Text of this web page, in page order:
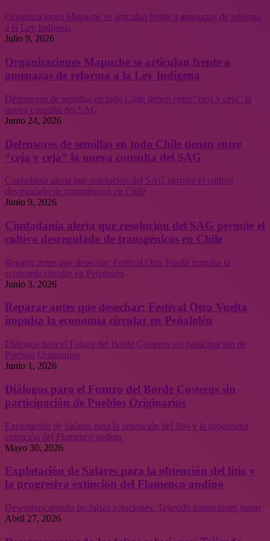
Organizaciones Mapuche se articulan frente a amenazas de reforma
a la Ley Indígena
Julio 9, 2026
Organizaciones Mapuche se articulan frente a
amenazas de reforma a la Ley Indígena
Defensores de semillas en todo Chile tienen entre “ceja y ceja” la
nueva consulta del SAG
Junio 24, 2026
Defensores de semillas en todo Chile tienen entre
“ceja y ceja” la nueva consulta del SAG
Ciudadanía alerta que resolución del SAG permite el cultivo
desregulado de transgénicos en Chile
Junio 9, 2026
Ciudadanía alerta que resolución del SAG permite el
cultivo desregulado de transgénicos en Chile
Reparar antes que desechar: Festival Otra Vuelta impulsa la
economía circular en Peñalolén
Junio 3, 2026
Reparar antes que desechar: Festival Otra Vuelta
impulsa la economía circular en Peñalolén
Diálogos para el Futuro del Borde Costeros sin participación de
Pueblos Originarios
Junio 1, 2026
Diálogos para el Futuro del Borde Costeros sin
participación de Pueblos Originarios
Explotación de Salares para la obtención del litio y la progresiva
extinción del Flamenco andino
Mayo 30, 2026
Explotación de Salares para la obtención del litio y
la progresiva extinción del Flamenco andino
Desenmascarando las falsas soluciones: Tejiendo transiciones justas
Abril 27, 2026